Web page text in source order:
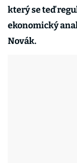
který se teď
ekonomický
Novák.